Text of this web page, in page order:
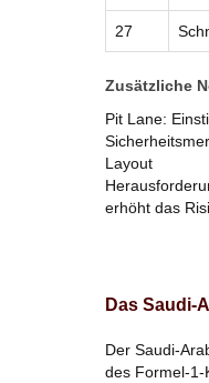
27
Zusätzliche
Pit Lane:
Layout
erhöht das
Das Saudi-
Der Saudi-
des Formel-1-